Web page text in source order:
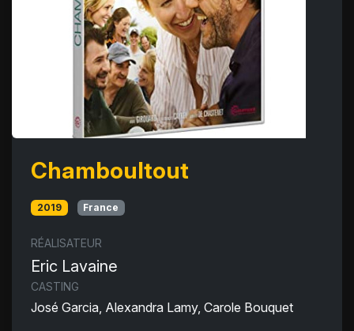
Chamboultout
2019 France
RÉALISATEUR
Eric Lavaine
CASTING
José Garcia, Alexandra Lamy, Carole Bouquet